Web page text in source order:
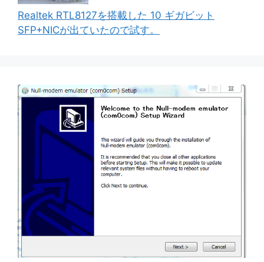
Realtek RTL8127を搭載した 10 ギガビット
SFP+NICが出ていたので試す。